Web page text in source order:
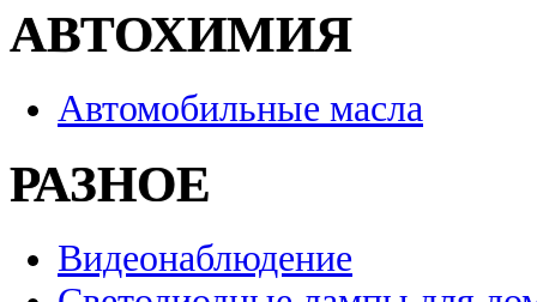
АВТОХИМИЯ
Автомобильные масла
РАЗНОЕ
Видеонаблюдение